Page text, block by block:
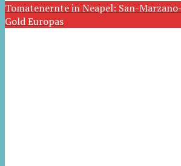
Tomatenernte in Neapel: San-
Gold Europas